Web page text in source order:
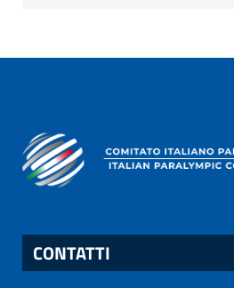
CONTATTI